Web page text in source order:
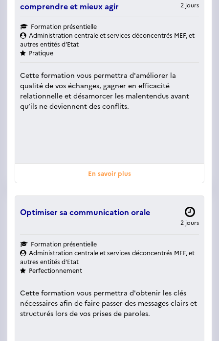
2 jours
comprendre et mieux agir
Formation présentielle
Administration centrale et services déconcentrés MEF, et
autres entités d’Etat
Pratique
Cette formation vous permettra d'améliorer la
qualité de vos échanges, gagner en efficacité
relationnelle et désamorcer les malentendus avant
qu’ils ne deviennent des conflits.
En savoir plus
2 jours
Optimiser sa communication orale
Formation présentielle
Administration centrale et services déconcentrés MEF, et
autres entités d’Etat
Perfectionnement
Cette formation vous permettra d'obtenir les clés
nécessaires afin de faire passer des messages clairs et
structurés lors de vos prises de paroles.